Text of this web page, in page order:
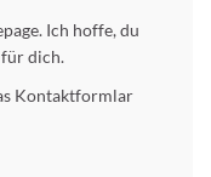
Ich hoffe, du
dich.
Kontaktformlar